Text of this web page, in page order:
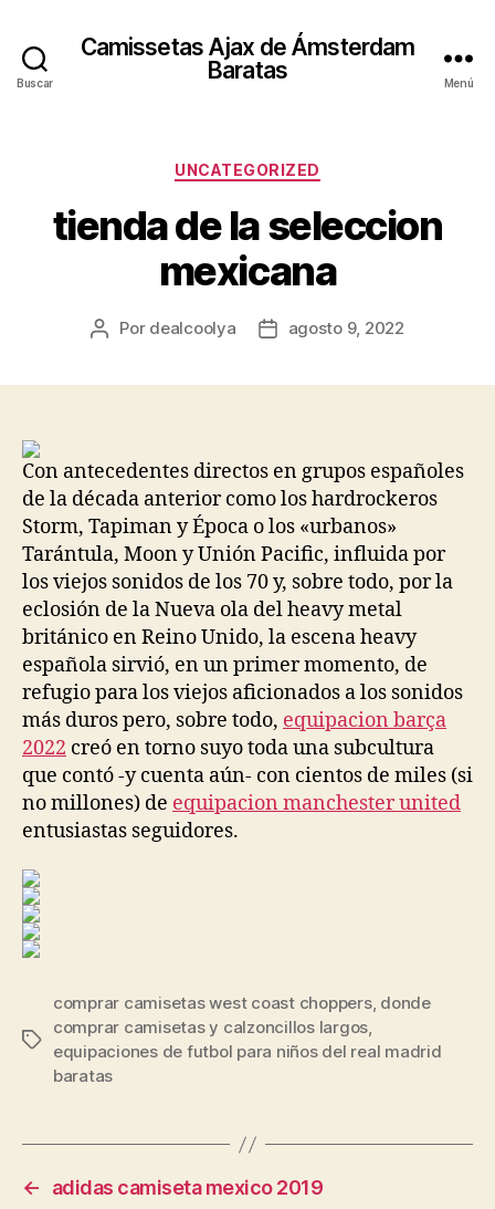
Buscar
Camissetas Ajax de Ámsterdam
Baratas
Menú
Categorías
UNCATEGORIZED
tienda de la seleccion
mexicana
Autor
Por dealcoolya
Fechaagosto 9, 2022
Con antecedentes directos en grupos españoles
de la década anterior como los hardrockeros
Storm, Tapiman y Época o los «urbanos»
Tarántula, Moon y Unión Pacific, influida por
los viejos sonidos de los 70 y, sobre todo, por la
eclosión de la Nueva ola del heavy metal
británico en Reino Unido, la escena heavy
española sirvió, en un primer momento, de
refugio para los viejos aficionados a los sonidos
más duros pero, sobre todo, equipacion barça
2022 creó en torno suyo toda una subcultura
que contó -y cuenta aún- con cientos de miles (si
no millones) de equipacion manchester united
entusiastas seguidores.
Etiquetas
comprar camisetas west coast choppers, donde
comprar camisetas y calzoncillos largos,
equipaciones de futbol para niños del real madrid
baratas
←
adidas camiseta mexico 2019